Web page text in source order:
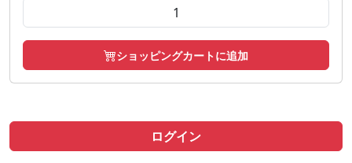
ショッピングカートに追加
ログイン